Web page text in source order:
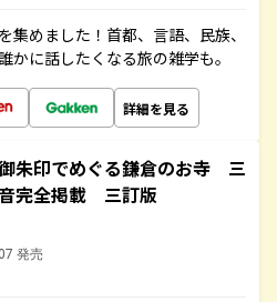
集めました！首都、言語、民族、
かに話したくなる旅の雑学も。
詳細を見る
朱印でめぐる鎌倉のお寺 三
完全掲載 三訂版
発売